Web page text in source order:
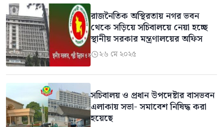
রাজনৈতিক অস্থিরতায় নগর ভবন
থেকে সড়িয়ে সচিবালয়ে নেয়া হচ্ছে
স্থানীয় সরকার মন্ত্রণালয়ের অফিস
২৬ মে ২০২৫
সচিবালয় ও প্রধান উপদেষ্টার বাসভবন
এলাকায় সভা- সমাবেশ নিষিদ্ধ করা
হয়েছে